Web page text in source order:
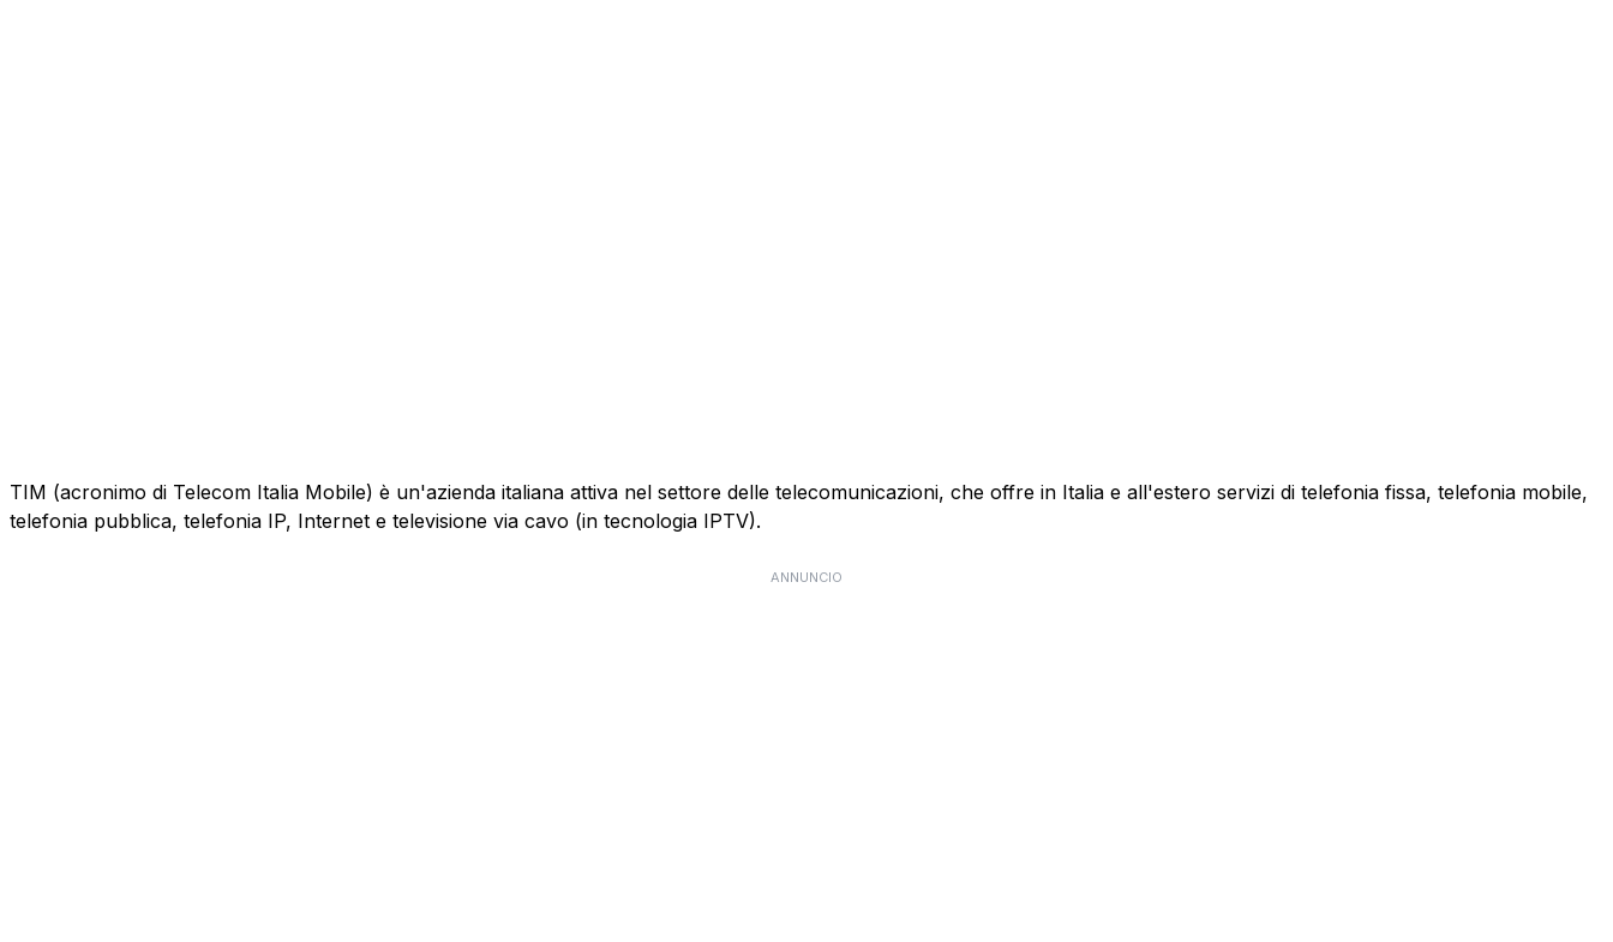
TIM (acronimo di Telecom Italia Mobile) è un'azienda italiana attiva nel settore delle telecomunicazioni, che offre in Italia e all'estero servizi di telefonia fissa, telefonia mobile,
telefonia pubblica, telefonia IP, Internet e televisione via cavo (in tecnologia IPTV).
ANNUNCIO